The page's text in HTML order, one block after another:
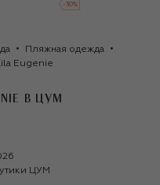
-30%
Пляжная одежда
Eugenie
В ЦУМ
ЦУМ